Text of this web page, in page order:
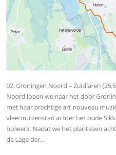
02. Groningen Noord – Zuidlaren
Noord lopen we naar het door
met haar prachtige art nouveau
vleermuizenstad achter het oude
bolwerk. Nadat we het plantsoen
de Lage der…